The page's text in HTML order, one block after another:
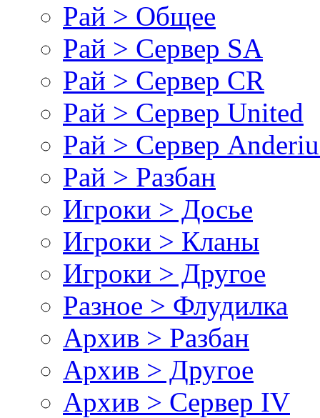
Рай > Общее
Рай > Сервер SA
Рай > Сервер CR
Рай > Сервер United
Рай > Сервер
Рай > Разбан
Игроки > Досье
Игроки > Кланы
Игроки > Другое
Разное > Флудилка
Архив > Разбан
Архив > Другое
Архив > Сервер IV